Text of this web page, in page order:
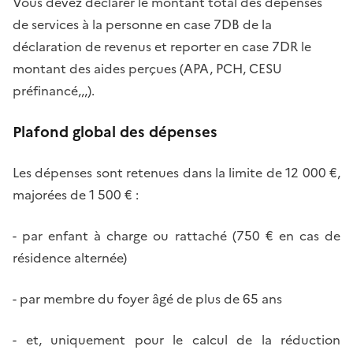
de services à la personne en case 7DB de la
déclaration de revenus et reporter en case 7DR le
montant des aides perçues (APA, PCH, CESU
préfinancé,,,).
Plafond global des dépenses
Les dépenses sont retenues dans la limite de 12 000 €,
majorées de 1 500 € :
- par enfant à charge ou rattaché (750 € en cas de
résidence alternée)
- par membre du foyer âgé de plus de 65 ans
- et, uniquement pour le calcul de la réduction